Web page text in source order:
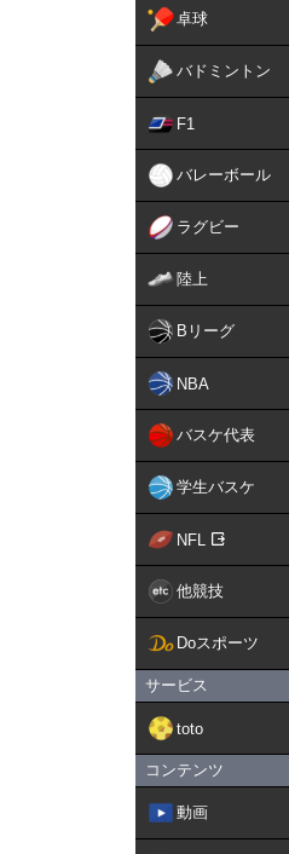
卓球
バドミントン
F1
バレーボール
ラグビー
陸上
Bリーグ
NBA
バスケ代表
学生バスケ
NFL
他競技
Doスポーツ
サービス
toto
コンテンツ
動画